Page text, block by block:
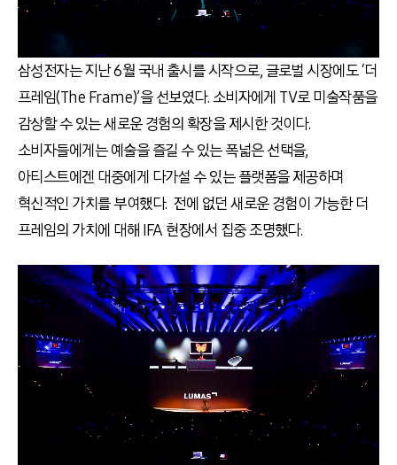
삼성전자는 지난 6월 국내 출시를 시작으로, 글로벌 시장에도 ‘더
프레임(The Frame)’을 선보였다. 소비자에게 TV로 미술작품을
감상할 수 있는 새로운 경험의 확장을 제시한 것이다.
소비자들에게는 예술을 즐길 수 있는 폭넓은 선택을,
아티스트에겐 대중에게 다가설 수 있는 플랫폼을 제공하며
혁신적인 가치를 부여했다. 전에 없던 새로운 경험이 가능한 더
프레임의 가치에 대해 IFA 현장에서 집중 조명했다.